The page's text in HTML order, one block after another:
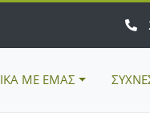
ΜΕ ΕΜΑΣ